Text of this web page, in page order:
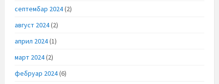
септембар 2024(2)
август 2024(2)
април 2024(1)
март 2024(2)
фебруар 2024(6)